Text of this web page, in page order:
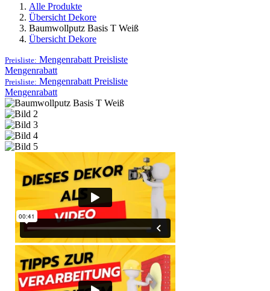
Alle Produkte
Übersicht Dekore
Baumwollputz Basis T Weiß
Übersicht Dekore
Preisliste: Mengenrabatt Preisliste
Mengenrabatt
Preisliste: Mengenrabatt Preisliste
Mengenrabatt